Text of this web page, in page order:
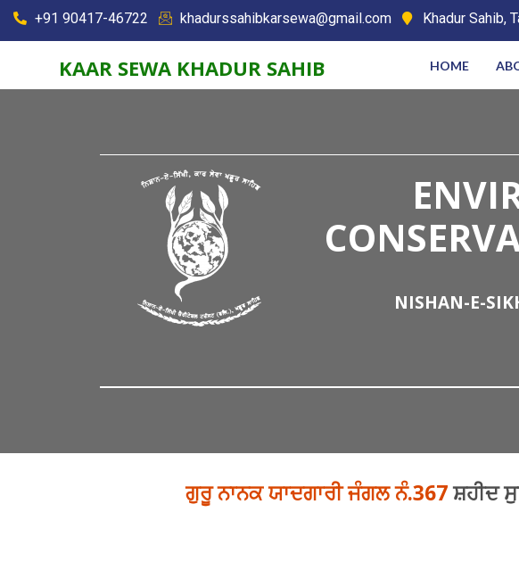
+91 90417-46722 khadurssahibkarsewa@gmail.com Khadur Sahib,
KAAR SEWA KHADUR SAHIB HOME
NISHAN-E-
ਗੁਰੂ ਨਾਨਕ ਯਾਦਗਾਰੀ ਜੰਗਲ ਨੰ.367ਸ਼ਹੀਦ